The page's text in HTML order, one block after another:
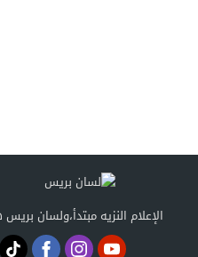
الإعلام النزيه مبتدأ،ولسان